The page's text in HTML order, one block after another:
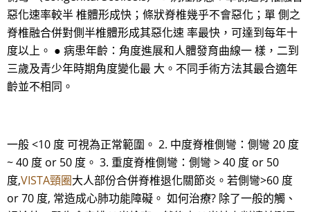
惡化速率較半 椎體形成快；條狀脊椎幾乎不會惡化；單 側之
脊椎融合併對側半椎體形成其惡化速 率最快，可達到每年十
度以上。 ● 病患年齡：角度進展和人體發育曲線一 樣，二到
三歲及青少年時期角度變化最 大。不同手術方法其最合適年
齡並不相同。
一般 <10 度 可視為正常範圍。 2. 中度脊椎側彎：側彎 20 度
~ 40 度 or 50 度。 3. 重度脊椎側彎：側彎 > 40 度 or 50
度,VISTA頸圈大人部份合併脊椎退化關節炎。若側彎>60 度
or 70 度, 常造成心肺功能障礙。 如何治療? 除了一般的觸、